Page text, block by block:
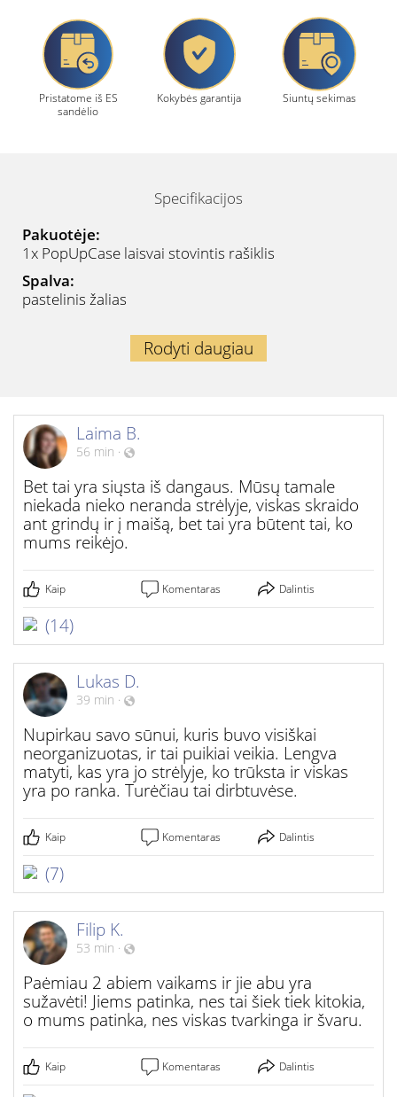
Pristatome iš ES
sandėlio
Kokybės garantija Siuntų sekimas
Specifikacijos
Pakuotėje:
1x PopUpCase laisvai stovintis rašiklis
Spalva:
pastelinis žalias
Rodyti daugiau
Laima B.
56 min ·
Bet tai yra siųsta iš dangaus. Mūsų tamale
niekada nieko neranda strėlyje, viskas skraido
ant grindų ir į maišą, bet tai yra būtent tai, ko
mums reikėjo.
Kaip Komentaras Dalintis
(14)
Lukas D.
39 min ·
Nupirkau savo sūnui, kuris buvo visiškai
neorganizuotas, ir tai puikiai veikia. Lengva
matyti, kas yra jo strėlyje, ko trūksta ir viskas
yra po ranka. Turėčiau tai dirbtuvėse.
Kaip Komentaras Dalintis
(7)
Filip K.
53 min ·
Paėmiau 2 abiem vaikams ir jie abu yra
sužavėti! Jiems patinka, nes tai šiek tiek kitokia,
o mums patinka, nes viskas tvarkinga ir švaru.
Kaip Komentaras Dalintis